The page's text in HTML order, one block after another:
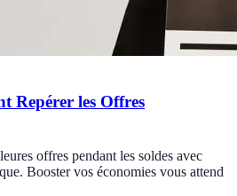
Repérer les Offres
offres pendant les soldes avec
Booster vos économies vous attend